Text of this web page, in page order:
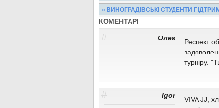
Читати більше...
Виноградові, якій відзначив своє 15-
Читати більше...
Одружилися - добре. Надумали
шлюбу?На Закарпатті, і на
» ВИНОГРАДІВСЬКІ СТУДЕНТИ
У місті тривають акції на
на центральну площу Миру прийшло
КОМЕНТАРІ
# Олег
Респект
турніру.
# Igor
VIVA JJ,